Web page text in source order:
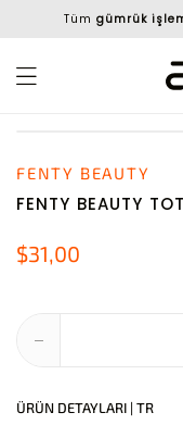
Tüm gümrük
FENTY BEAUTY
FENTY BEAUTY
$31,00
ÜRÜN DETAYLARI | TR